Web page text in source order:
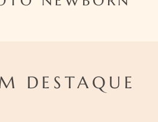
DESTAQUE